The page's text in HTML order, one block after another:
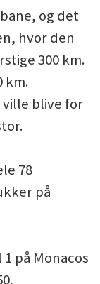
og det
hvor den
300 km.
km.
blive for
78
på
på Monacos